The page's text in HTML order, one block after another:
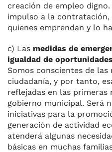
creación de empleo
impulso a la
quienes emprendan y lo
c) Las medidas de
igualdad de oportunidades
Somos conscientes de las
ciudadanía, y por tanto,
reflejadas en las primeras
gobierno municipal. Será
iniciativas para la
generación de actividad
atenderá algunas
básicas en muchas